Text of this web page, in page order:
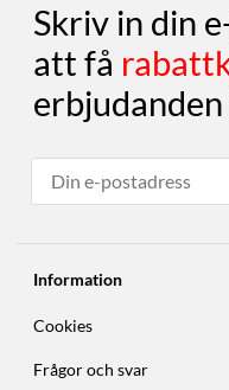
Skriv in din
att få
erbjudanden
Information
Cookies
Frågor och svar